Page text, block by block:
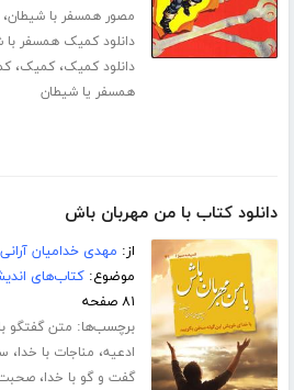
مصور همسفر با شیطان
دانلود کمیک همسفر با
دانلود کمیک،کمیک،
همسفر یا شیطان
دانلود کتاب با من مهربان باش
از: مهدی خدامیان آرانی
موضوع:کتاب‌های
۸۱ صفحه
برچسب‌ها: متن گفتگو
ادعیه، مناجات با خدا،
گفت و گو با خدا،صحبت